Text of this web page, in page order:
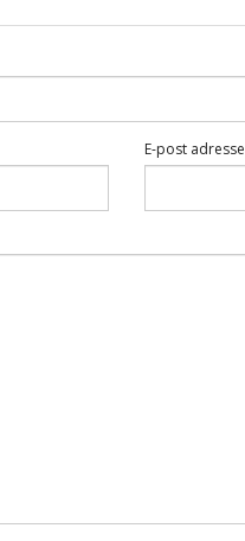
E-post adresse